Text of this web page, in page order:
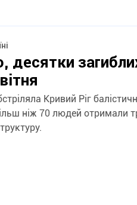
десятки
Кривий Ріг
ніж 70 людей